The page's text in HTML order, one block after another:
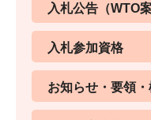
入札公告（WTO
入札参加資格
お知らせ・要領